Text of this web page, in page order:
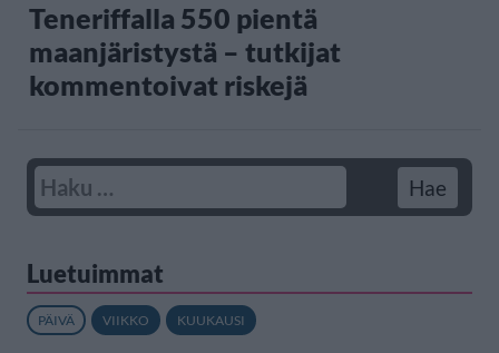
Teneriffalla 550 pientä
maanjäristystä – tutkijat
kommentoivat riskejä
Luetuimmat
PÄIVÄ VIIKKO KUUKAUSI